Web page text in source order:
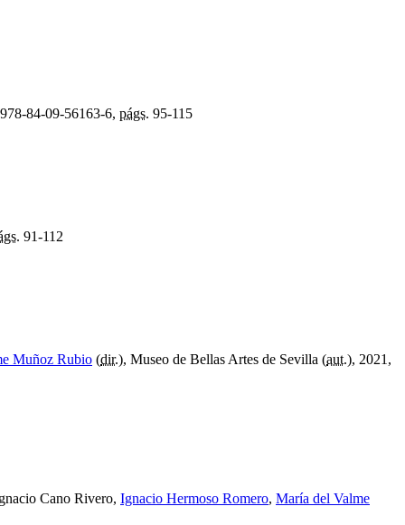
978-84-09-56163-6, págs. 95-115
91-112
Muñoz Rubio (dir.), Museo de Bellas Artes de Sevilla (aut.), 2021,
Cano Rivero, Ignacio Hermoso Romero, María del Valme